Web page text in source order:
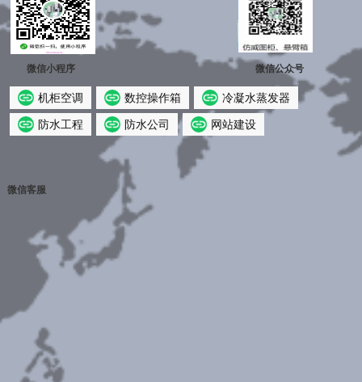
机柜空调 数控操作箱 冷凝水蒸发器
防水工程 防水公司 网站建设
微信公众号
微信小程序
微信客服
侨谊微信公众号
仿威图柜、悬臂箱